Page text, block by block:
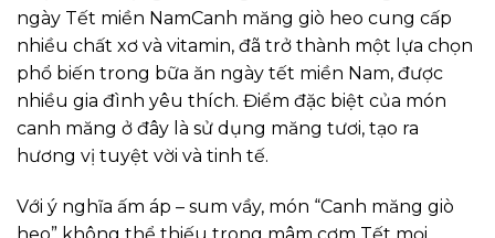
ngày Tết miền NamCanh măng giò heo cung cấp
nhiều chất xơ và vitamin, đã trở thành một lựa chọn
phổ biến trong bữa ăn ngày tết miền Nam, được
nhiều gia đình yêu thích. Điểm đặc biệt của món
canh măng ở đây là sử dụng măng tươi, tạo ra
hương vị tuyệt vời và tinh tế.
Với ý nghĩa ấm áp – sum vầy, món “Canh măng giò